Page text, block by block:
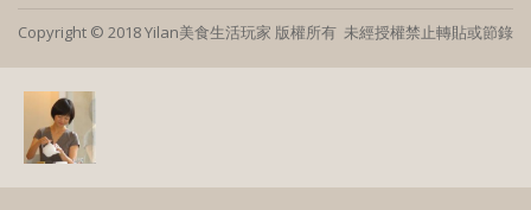
Copyright © 2018 Yilan美食生活玩家 版權所有 未經授權禁止轉貼或節錄